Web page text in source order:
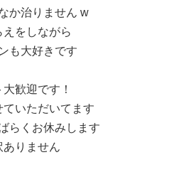
か治りません w
えをしながら
も大好きです
歓迎です！
いただいてます
らくお休みします
ありません